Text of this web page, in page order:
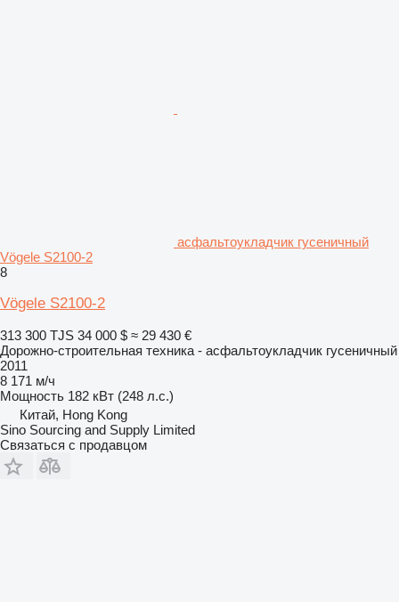
асфальтоукладчик гусеничный
Vögele S2100-2
8
Vögele S2100-2
313 300 TJS 34 000 $ ≈ 29 430 €
Дорожно-строительная техника - асфальтоукладчик гусеничный
2011
8 171 м/ч
Мощность 182 кВт (248 л.с.)
Китай, Hong Kong
Sino Sourcing and Supply Limited
Связаться с продавцом